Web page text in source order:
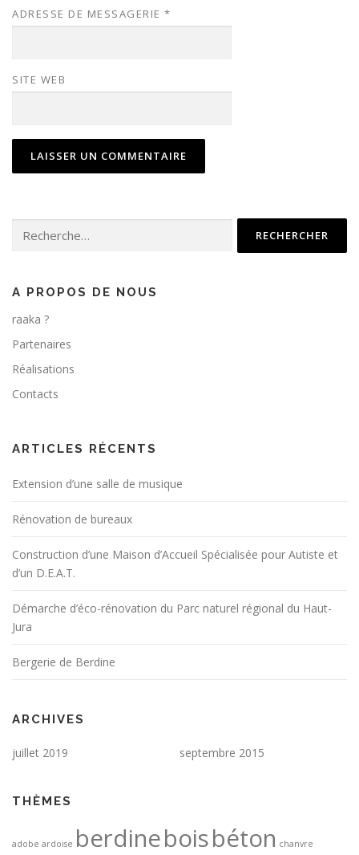
ADRESSE DE MESSAGERIE *
SITE WEB
A PROPOS DE NOUS
raaka ?
Partenaires
Réalisations
Contacts
ARTICLES RÉCENTS
Extension d’une salle de musique
Rénovation de bureaux
Construction d’une Maison d’Accueil Spécialisée pour Autiste et
d’un D.E.A.T.
Démarche d’éco-rénovation du Parc naturel régional du Haut-
Jura
Bergerie de Berdine
ARCHIVES
juillet 2019 septembre 2015
THÈMES
adobe ardoise berdineboisbéton chanvre